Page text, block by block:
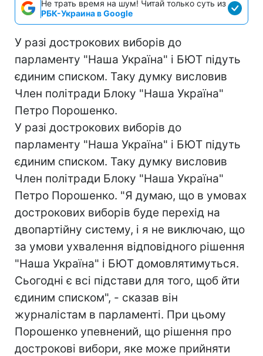
Не трать время на шум! Читай только суть из
РБК-Украина в Google
У разі дострокових виборів до
парламенту "Наша Україна" і БЮТ підуть
єдиним списком. Таку думку висловив
Член політради Блоку "Наша Україна"
Петро Порошенко.
У разі дострокових виборів до
парламенту "Наша Україна" і БЮТ підуть
єдиним списком. Таку думку висловив
Член політради Блоку "Наша Україна"
Петро Порошенко. "Я думаю, що в умовах
дострокових виборів буде перехід на
двопартійну систему, і я не виключаю, що
за умови ухвалення відповідного рішення
"Наша Україна" і БЮТ домовлятимуться.
Сьогодні є всі підстави для того, щоб йти
єдиним списком", - сказав він
журналістам в парламенті. При цьому
Порошенко упевнений, що рішення про
дострокові вибори, яке може прийняти